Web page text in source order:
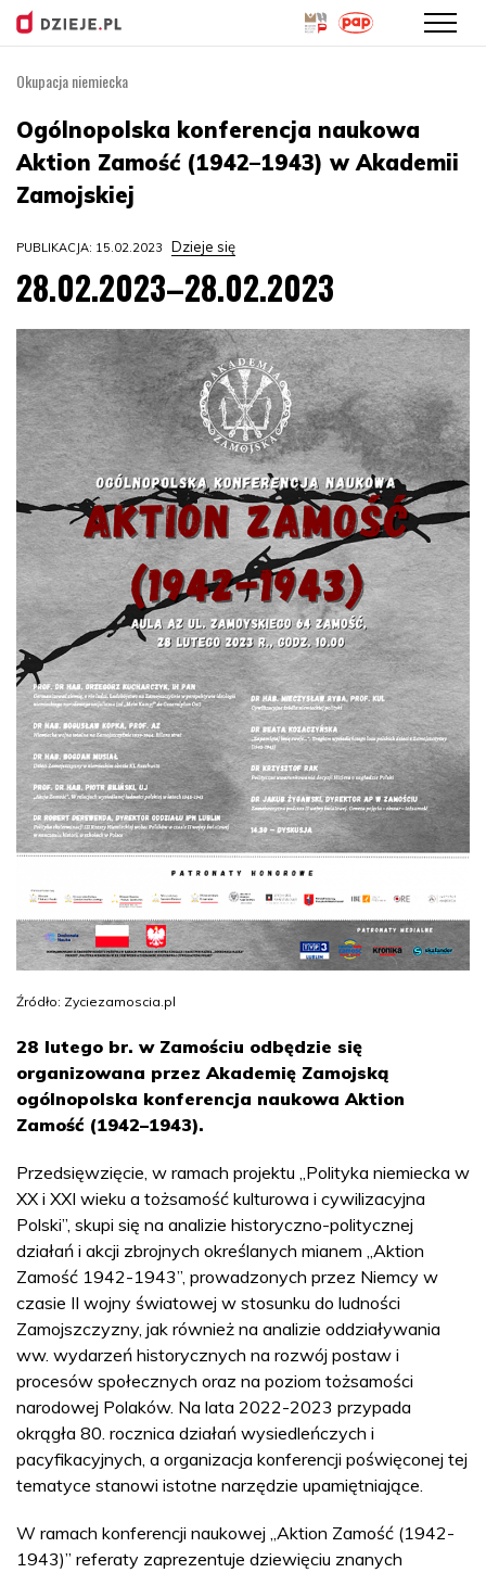
treści
Okupacja niemiecka
Ogólnopolska konferencja naukowa
Aktion Zamość (1942–1943) w Akademii
Zamojskiej
PUBLIKACJA: 15.02.2023 Dzieje się
28.02.2023–28.02.2023
Źródło: Zyciezamoscia.pl
28 lutego br. w Zamościu odbędzie się
organizowana przez Akademię Zamojską
ogólnopolska konferencja naukowa Aktion
Zamość (1942–1943).
Przedsięwzięcie, w ramach projektu „Polityka niemiecka w
XX i XXI wieku a tożsamość kulturowa i cywilizacyjna
Polski”, skupi się na analizie historyczno-politycznej
działań i akcji zbrojnych określanych mianem „Aktion
Zamość 1942-1943”, prowadzonych przez Niemcy w
czasie II wojny światowej w stosunku do ludności
Zamojszczyzny, jak również na analizie oddziaływania
ww. wydarzeń historycznych na rozwój postaw i
procesów społecznych oraz na poziom tożsamości
narodowej Polaków. Na lata 2022-2023 przypada
okrągła 80. rocznica działań wysiedleńczych i
pacyfikacyjnych, a organizacja konferencji poświęconej tej
tematyce stanowi istotne narzędzie upamiętniające.
W ramach konferencji naukowej „Aktion Zamość (1942-
1943)” referaty zaprezentuje dziewięciu znanych